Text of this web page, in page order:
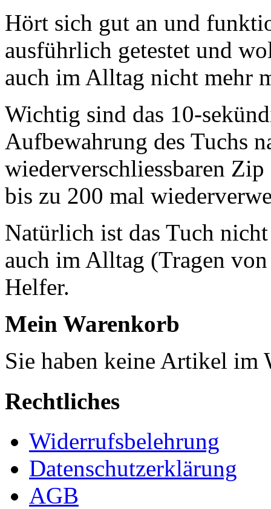
Hört sich gut an und
ausführlich getestet und
auch im Alltag nicht mehr
Wichtig sind das 10-
Aufbewahrung des Tuchs
wiederverschliessbaren
bis zu 200 mal
Natürlich ist das Tuch
auch im Alltag (Tragen
Helfer.
Mein Warenkorb
Sie haben keine Artikel im
Rechtliches
Widerrufsbelehrung
Datenschutzerklärung
AGB